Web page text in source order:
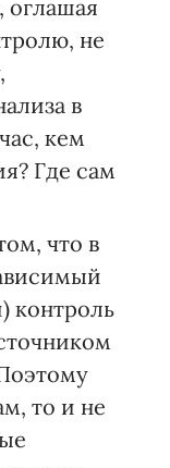
оглашая
не
в
кем
Где сам
что в
контроль
то и не